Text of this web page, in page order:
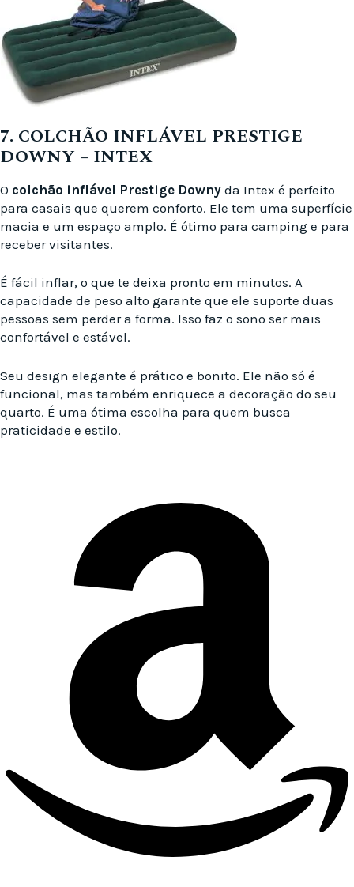
7. COLCHÃO INFLÁVEL PRESTIGE
DOWNY – INTEX
O colchão inflável Prestige Downy da Intex é perfeito
para casais que querem conforto. Ele tem uma superfície
macia e um espaço amplo. É ótimo para camping e para
receber visitantes.
É fácil inflar, o que te deixa pronto em minutos. A
capacidade de peso alto garante que ele suporte duas
pessoas sem perder a forma. Isso faz o sono ser mais
confortável e estável.
Seu design elegante é prático e bonito. Ele não só é
funcional, mas também enriquece a decoração do seu
quarto. É uma ótima escolha para quem busca
praticidade e estilo.